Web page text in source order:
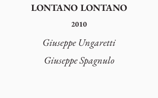
LONTANO LONTANO
2010
Giuseppe Ungaretti
Giuseppe Spagnulo